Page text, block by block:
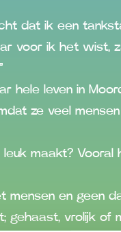
dat ik een
voor ik het wist,
hele leven in
ze veel
maakt?
mensen en geen
gehaast, vrolijk of